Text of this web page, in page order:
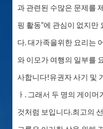
과 관련된 수많은 문제를
핑 활동”에 관심이 없지만
다. 대가족을위한 요리는
와 이모가 여행의 일부를
사합니다!유권자 사기 및
ㅏ. 그래서 두 명의 게이
것처럼 보입니다.최고의